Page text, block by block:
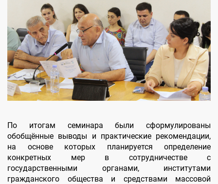
По итогам семинара были сформулированы
обобщённые выводы и практические рекомендации,
на основе которых планируется определение
конкретных мер в сотрудничестве с
государственными органами, институтами
гражданского общества и средствами массовой